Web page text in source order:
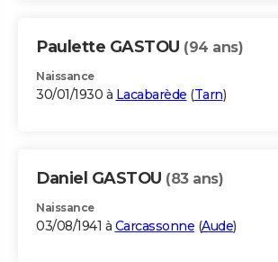
Paulette GASTOU (94 ans)
Naissance
30/01/1930 à Lacabarède (Tarn)
Daniel GASTOU (83 ans)
Naissance
03/08/1941 à Carcassonne (Aude)